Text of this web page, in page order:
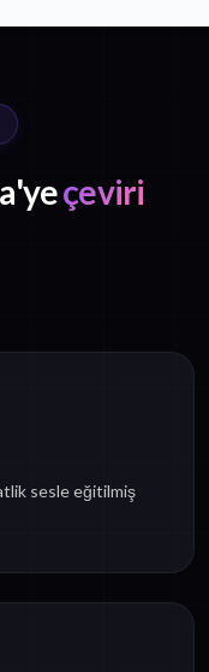
çeviri
sesle eğitilmiş